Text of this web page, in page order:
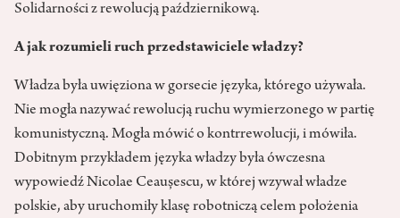
Solidarności z rewolucją październikową.
A jak rozumieli ruch przedstawiciele władzy?
Władza była uwięziona w gorsecie języka, którego używała.
Nie mogła nazywać rewolucją ruchu wymierzonego w partię
komunistyczną. Mogła mówić o kontrrewolucji, i mówiła.
Dobitnym przykładem języka władzy była ówczesna
wypowiedź Nicolae Ceaușescu, w której wzywał władze
polskie, aby uruchomiły klasę robotniczą celem położenia